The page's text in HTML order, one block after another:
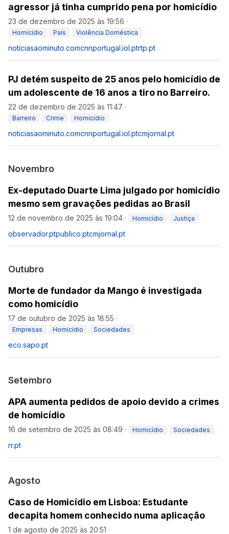
agressor já tinha cumprido pena por homicídio
23 de dezembro de 2025 às 19:56 ·
Homicídio País Violência Doméstica
noticiasaominuto.comcnnportugal.iol.ptrtp.pt
PJ detém suspeito de 25 anos pelo homicídio de
um adolescente de 16 anos a tiro no Barreiro.
22 de dezembro de 2025 às 11:47 ·
Barreiro Crime Homicídio
noticiasaominuto.comcnnportugal.iol.ptcmjornal.pt
Novembro
Ex-deputado Duarte Lima julgado por homicídio
mesmo sem gravações pedidas ao Brasil
12 de novembro de 2025 às 19:04 · Homicídio Justiça
observador.ptpublico.ptcmjornal.pt
Outubro
Morte de fundador da Mango é investigada
como homicídio
17 de outubro de 2025 às 18:55 ·
Empresas Homicídio Sociedades
eco.sapo.pt
Setembro
APA aumenta pedidos de apoio devido a crimes
de homicídio
16 de setembro de 2025 às 08:49 · Homicídio Sociedades
rr.pt
Agosto
Caso de Homicídio em Lisboa: Estudante
decapita homem conhecido numa aplicação
1 de agosto de 2025 às 20:51 ·